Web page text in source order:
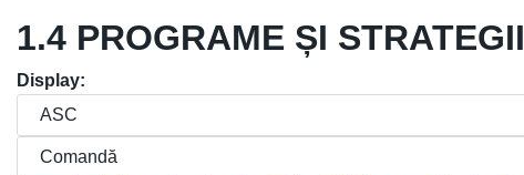
1.4 PROGRAME ȘI STRATEGII
Display: